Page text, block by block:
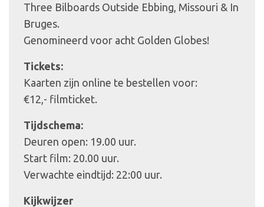
Three Bilboards Outside Ebbing, Missouri & In
Bruges.
Genomineerd voor acht Golden Globes!
Tickets:
Kaarten zijn online te bestellen voor:
€12,- filmticket.
Tijdschema:
Deuren open: 19.00 uur.
Start film: 20.00 uur.
Verwachte eindtijd: 22:00 uur.
Kijkwijzer